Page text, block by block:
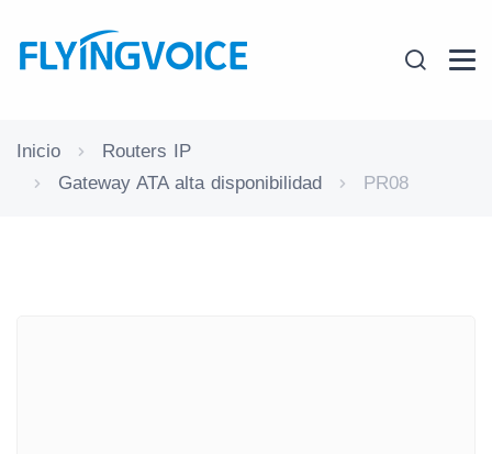
Inicio
Routers IP
Gateway ATA alta disponibilidad
PR08